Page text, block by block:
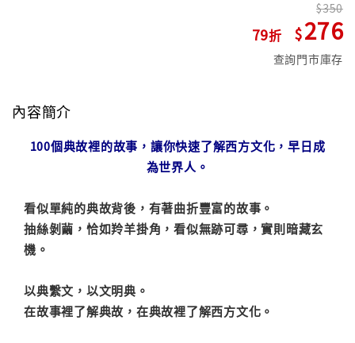
79
350
276
查詢門市庫存
內容簡介
100個典故裡的故事，讓你快速了解西方文化，早日成
為世界人。
看似單純的典故背後，有著曲折豐富的故事。
抽絲剝繭，恰如羚羊掛角，看似無跡可尋，實則暗藏玄
機。
以典繫文，以文明典。
在故事裡了解典故，在典故裡了解西方文化。